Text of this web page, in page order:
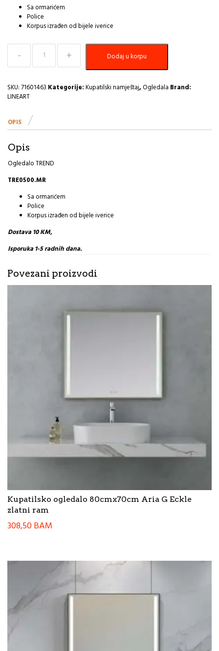
Sa ormarićem
Police
Korpus izrađen od bijele iverice
Kupatilsko
ogledalo
LineArt
55cm
količina
Dodaj u korpu
SKU:71601463 Kategorije:Kupatilski namještaj,Ogledala Brand:
LINEART
OPIS
Opis
Ogledalo TREND
TRE0500.MR
Sa ormarićem
Police
Korpus izrađen od bijele iverice
Dostava 10 KM,
Isporuka 1-5 radnih dana.
Povezani proizvodi
Kupatilsko ogledalo 80cmx70cm Aria G Eckle
zlatni ram
308,50BAM